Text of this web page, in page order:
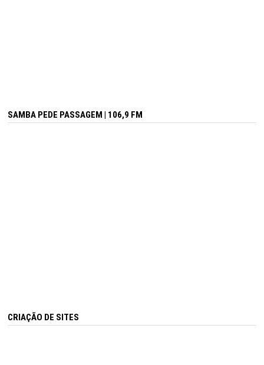
SAMBA PEDE PASSAGEM | 106,9 FM
CRIAÇÃO DE SITES